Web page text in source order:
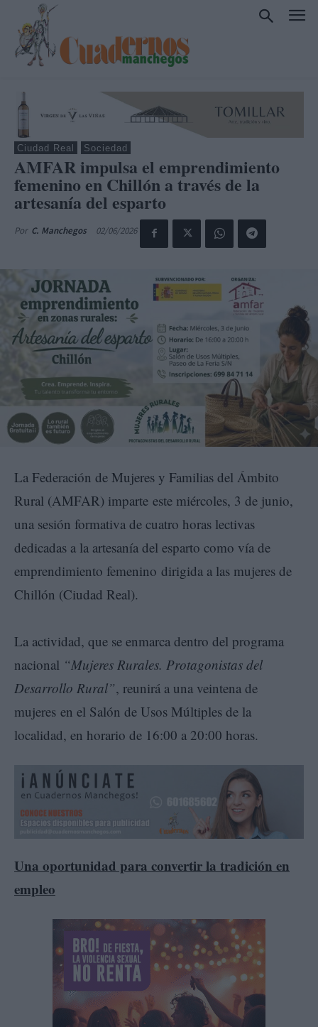
Ciudad Real Sociedad
AMFAR impulsa el emprendimiento
femenino en Chillón a través de la
artesanía del esparto
Por C. Manchegos 02/06/2026
La Federación de Mujeres y Familias del Ámbito
Rural (AMFAR) imparte este miércoles, 3 de junio,
una sesión formativa de cuatro horas lectivas
dedicadas a la artesanía del esparto como vía de
emprendimiento femenino dirigida a las mujeres de
Chillón (Ciudad Real).
La actividad, que se enmarca dentro del programa
nacional “Mujeres Rurales. Protagonistas del
Desarrollo Rural”, reunirá a una veintena de
mujeres en el Salón de Usos Múltiples de la
localidad, en horario de 16:00 a 20:00 horas.
Una oportunidad para convertir la tradición en
empleo